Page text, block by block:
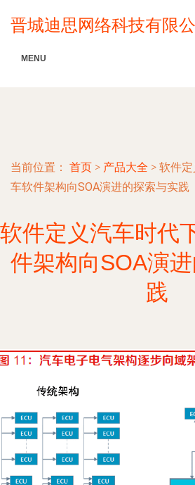
晋城迪思网络科技有限
MENU
当前位置： 首页 > 产品大全 > 软件
车软件架构向SOA演进的探索与实践
软件定义汽车时代
件架构向SOA演
践